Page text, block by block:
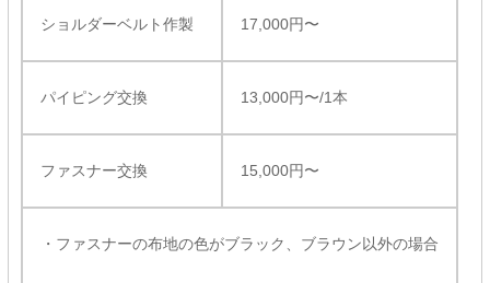
ショルダーベルト作製 17,000円〜
パイピング交換 13,000円〜/1本
ファスナー交換 15,000円〜
・ファスナーの布地の色がブラック、ブラウン以外の場合